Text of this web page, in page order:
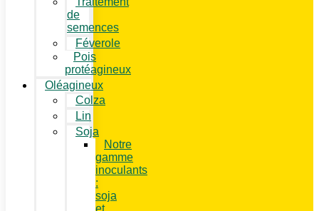
de
semences
Féverole
Pois
protéagineux
Oléagineux
Colza
Lin
Soja
Notre
gamme
inoculants
:
soja
et